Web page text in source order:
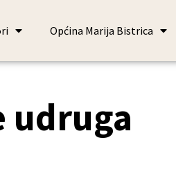
Općina Marija Bistrica
udruga